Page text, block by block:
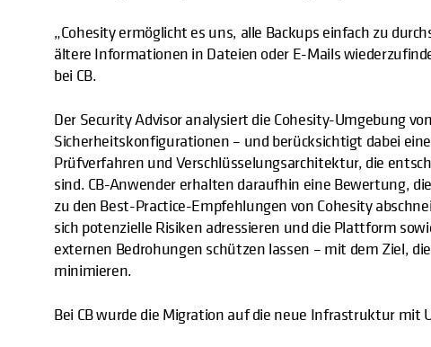
„Cohesity ermöglicht es uns, alle Backups einfach zu
ältere Informationen in Dateien oder E-Mails
bei CB.
Der Security Advisor analysiert die Cohesity-Umgebung
Sicherheitskonfigurationen – und berücksichtigt dabei
Prüfverfahren und Verschlüsselungsarchitektur, die
sind. CB-Anwender erhalten daraufhin eine Bewertung,
zu den Best-Practice-Empfehlungen von Cohesity
sich potenzielle Risiken adressieren und die Plattform
externen Bedrohungen schützen lassen – mit dem Ziel,
minimieren.
Bei CB wurde die Migration auf die neue Infrastruktur